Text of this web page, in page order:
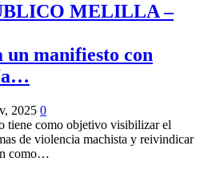
MELILLA –
un manifiesto con
2025 0
tiene como objetivo visibilizar el
de violencia machista y reivindicar
como…